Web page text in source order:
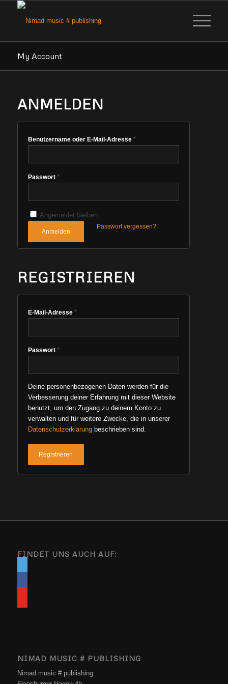
My Account
ANMELDEN
Benutzername oder E-Mail-Adresse *
Passwort *
Angemeldet bleiben
Anmelden
Passwort vergessen?
REGISTRIEREN
E-Mail-Adresse *
Passwort *
Deine personenbezogenen Daten werden für die
Verbesserung deiner Erfahrung mit dieser Website
benutzt, um den Zugang zu deinem Konto zu
verwalten und für weitere Zwecke, die in unserer
Datenschutzerklärungbeschrieben sind.
Registrieren
FINDET UNS AUCH AUF:
NIMAD MUSIC # PUBLISHING
Nimad music # publishing